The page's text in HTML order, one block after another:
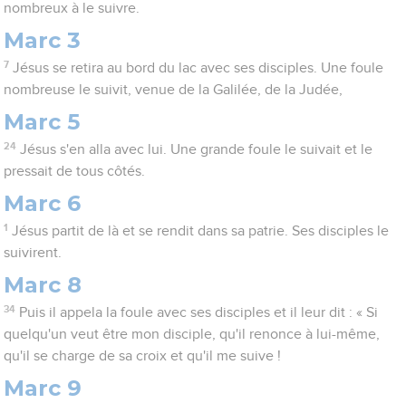
nombreux à le suivre.
Marc 3
7 Jésus se retira au bord du lac avec ses disciples. Une foule
nombreuse le suivit, venue de la Galilée, de la Judée,
Marc 5
24 Jésus s'en alla avec lui. Une grande foule le suivait et le
pressait de tous côtés.
Marc 6
1 Jésus partit de là et se rendit dans sa patrie. Ses disciples le
suivirent.
Marc 8
34 Puis il appela la foule avec ses disciples et il leur dit : « Si
quelqu'un veut être mon disciple, qu'il renonce à lui-même,
qu'il se charge de sa croix et qu'il me suive !
Marc 9